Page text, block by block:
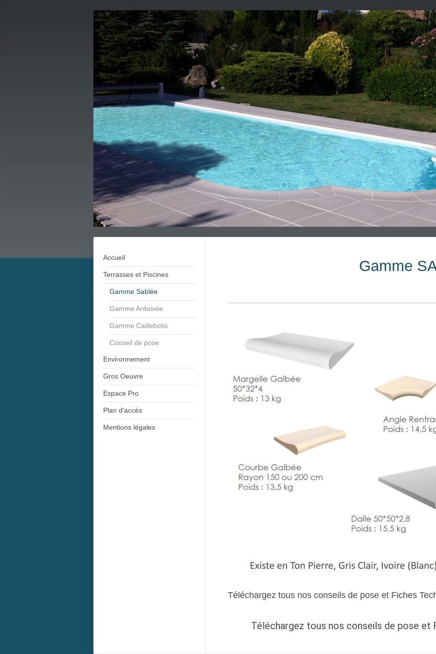
Accueil
Terrasses et Piscines
Gamme Sablée
Gamme Ardoisée
Gamme Caillebotis
Conseil de pose
Environnement
Gros Oeuvre
Espace Pro
Plan d'accès
Mentions légales
Gamme
Téléchargez tous nos conseils de pose et Fiches
Téléchargez tous nos conseils de pose et